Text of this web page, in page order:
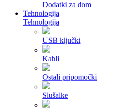
Dodatki za dom
Tehnologija
Tehnologija
USB ključki
Kabli
Ostali pripomočki
Slušalke